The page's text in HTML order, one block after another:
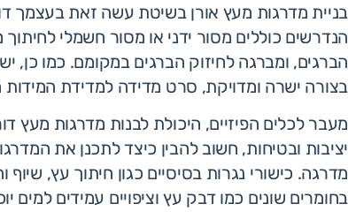
בניית מדרגות מעץ אורן בשיטת עשה זאת בעצמך
הנדרשים כוללים מסור ידני או מסור חשמלי
הברגים, ומברגה לחיזוק הברגים במקומם. כמו כן,
בצורה ישרה ומדויקת, סרט מדידה למדידת המידות
מעבר לכלים הפיזיים, היכולת לבנות מדרגות מעץ
יציבות ובטיחות, חשוב להבין כיצד לתכנן את
מדרגה. כישורי נגרות בסיסיים כגון חיתוך עץ,
בחומרים שונים כמו דבק עץ וציפויים עמידים